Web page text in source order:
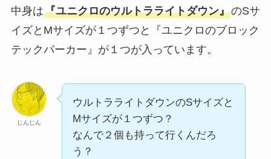
中身は『ユニクロのウルトラライトダウン』のSサ
イズとMサイズが１つずつ と
『ユニクロのブロック
テックパーカー』 が１つが入っています。
じんじん
ウルトラライトダウンのSサイズと
Mサイズが１つずつ？
なんで２個も持って行くんだろ
う？